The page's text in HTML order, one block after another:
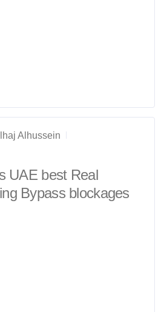
Alhussein
UAE best Real
Bypass blockages